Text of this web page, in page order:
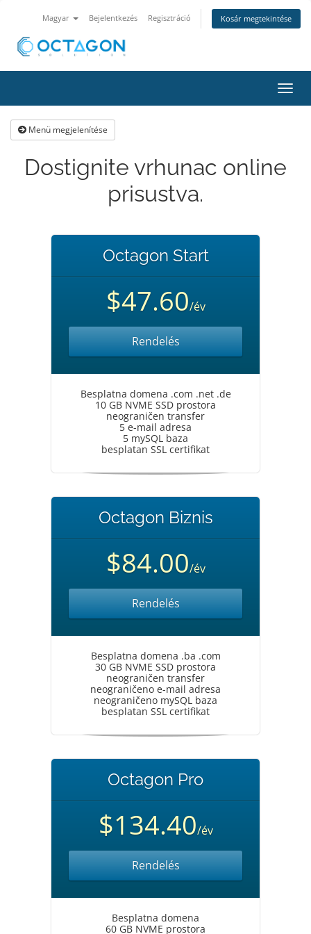
Magyar Bejelentkezés Regisztráció Kosár megtekintése
a
Menü megjelenítése
Dostignite vrhunac online
prisustva.
Octagon Start
$47.60/év
Rendelés
Besplatna domena .com .net .de
10 GB NVME SSD prostora
neograničen transfer
5 e-mail adresa
5 mySQL baza
besplatan SSL certifikat
Octagon Biznis
$84.00/év
Rendelés
Besplatna domena .ba .com
30 GB NVME SSD prostora
neograničen transfer
neograničeno e-mail adresa
neograničeno mySQL baza
besplatan SSL certifikat
Octagon Pro
$134.40/év
Rendelés
Besplatna domena
60 GB NVME prostora